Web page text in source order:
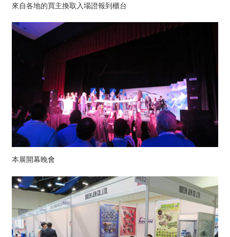
來自各地的買主換取入場證報到櫃台
本展開幕晚會